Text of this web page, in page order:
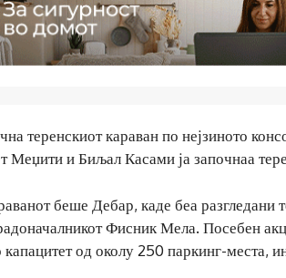
теренскиот караван по нејзиното
Меџити и Биљал Касами ја започнаа
беше Дебар, каде беа разгледани
Фисник Мела. Посебен
капацитет од околу 250 паркинг-места,